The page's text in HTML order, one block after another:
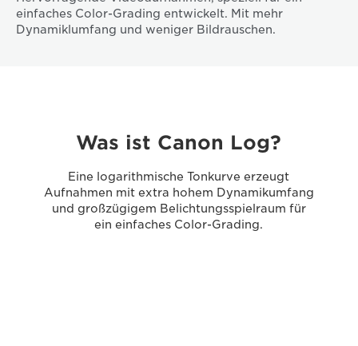
einfaches Color-Grading entwickelt. Mit mehr
Dynamiklumfang und weniger Bildrauschen.
Was ist Canon Log?
Eine logarithmische Tonkurve erzeugt
Aufnahmen mit extra hohem Dynamikumfang
und großzügigem Belichtungsspielraum für
ein einfaches Color-Grading.